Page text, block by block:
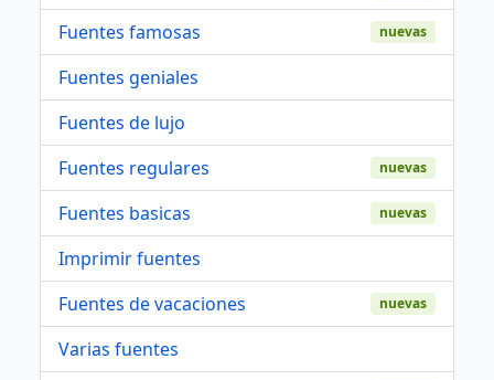
Fuentes famosas nuevas
Fuentes geniales
Fuentes de lujo
Fuentes regulares
nuevas
Fuentes basicas nuevas
Imprimir fuentes
Fuentes de vacaciones
nuevas
Varias fuentes